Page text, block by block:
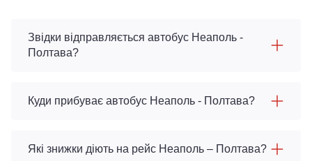
Звідки відправляється автобус Неаполь -
Полтава?
Куди прибуває автобус Неаполь - Полтава?
Які знижки діють на рейс Неаполь – Полтава?